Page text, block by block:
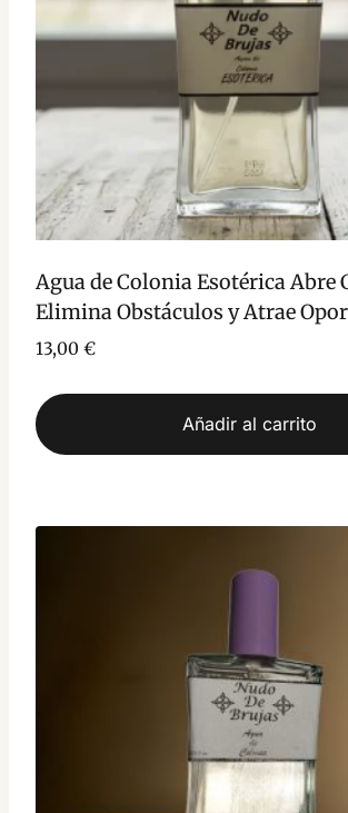
Agua de Colonia Esotérica Abre
Elimina Obstáculos y Atrae
13,00 €
Añadir al carrito